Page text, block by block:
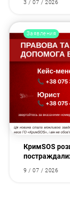
3 / 07 / 2026
Заявления
КримSOS
9 / 07 / 2026